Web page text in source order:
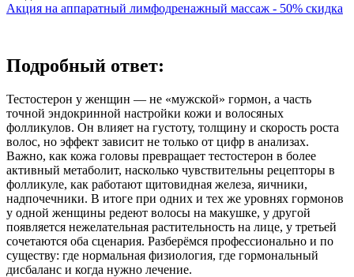
Акция на аппаратный лимфодренажный массаж - 50% скидка
Подробный ответ:
Тестостерон у женщин — не «мужской» гормон, а часть
точной эндокринной настройки кожи и волосяных
фолликулов. Он влияет на густоту, толщину и скорость роста
волос, но эффект зависит не только от цифр в анализах.
Важно, как кожа головы превращает тестостерон в более
активный метаболит, насколько чувствительны рецепторы в
фолликуле, как работают щитовидная железа, яичники,
надпочечники. В итоге при одних и тех же уровнях гормонов
у одной женщины редеют волосы на макушке, у другой
появляется нежелательная растительность на лице, у третьей
сочетаются оба сценария. Разберёмся профессионально и по
существу: где нормальная физиология, где гормональный
дисбаланс и когда нужно лечение.